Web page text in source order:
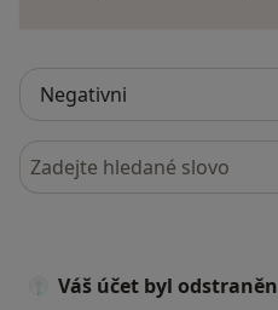
Hledejte v názorech
Váš účet byl odstraněn